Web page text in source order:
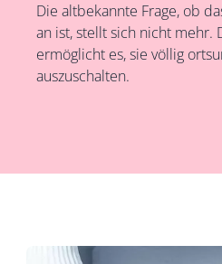
Die altbekannte Frage, ob
an ist, stellt sich nicht mehr.
ermöglicht es, sie völlig
auszuschalten.